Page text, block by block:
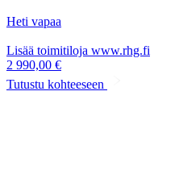
Heti vapaa
Lisää toimitiloja www.rhg.fi
2 990,00 €
Tutustu kohteeseen